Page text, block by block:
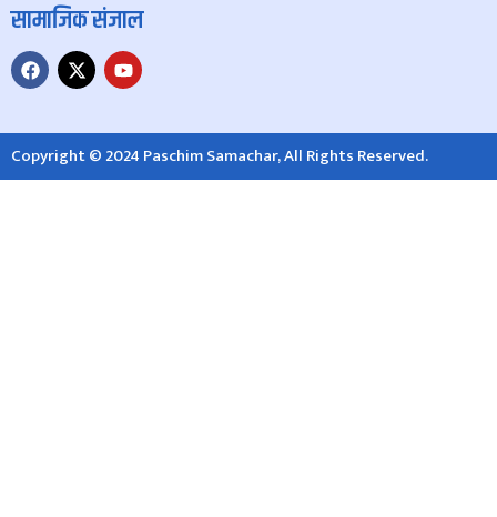
सामाजिक संजाल
Copyright © 2024 Paschim Samachar, All Rights Reserved.